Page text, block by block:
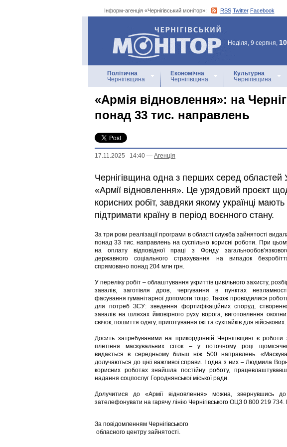
Інформ-агенція «Чернігівський монітор»: RSS Twitter Facebook
Інформ-агенція
«Чернігівський монітор»
Неділя, 9 серпня,
Політична
Чернігівщина
Економічна
Чернігівщина
Культурна
Чернігівщина
«Армія відновлення»: на
понад 33 тис. направлень
17.11.2025 14:40 — Агенцiя
Чернігівщина одна з перших серед областей
«Армії відновлення». Це урядовий проєкт
корисних робіт, завдяки якому українці
підтримати країну в період воєнного стану.
За три роки реалізації програми в області служба зайнятості
понад 33 тис. направлень на суспільно корисні роботи. При
на оплату відповідної праці з Фонду
державного соціального страхування на випадок
спрямовано понад 204 млн грн.
У переліку робіт – облаштування укриттів цивільного захисту,
завалів, заготівля дров, чергування в пунктах
фасування гуманітарної допомоги тощо. Також проводилися
для потреб ЗСУ: зведення фортифікаційних споруд,
завалів на шляхах ймовірного руху ворога, виготовлення
свічок, пошиття одягу, приготування їжі та сухпайків для військових.
Досить затребуваними на прикордонній Чернігівщині є роботи
плетіння маскувальних сіток – у поточному році
видається в середньому більш ніж 500 направлень.
долучаються до цієї важливої справи. І одна з них – Людмила
корисних роботах знайшла постійну роботу,
надання соцпослуг Городнянської міської ради.
Долучитися до «Армії відновлення» можна, звернувшись
зателефонувати на гарячу лінію Чернігівського ОЦЗ 0 800 219
За повідомленням Чернігівського
обласного центру зайнятості.